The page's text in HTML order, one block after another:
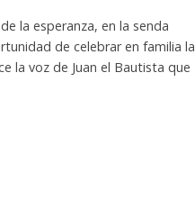
la esperanza, en la senda
de celebrar en familia la
la voz de Juan el Bautista que